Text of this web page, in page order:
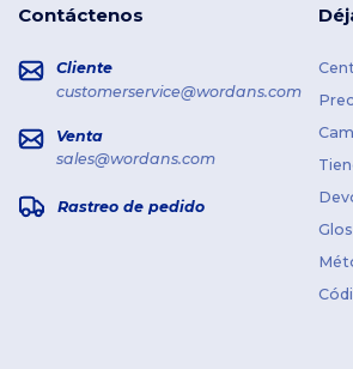
Contáctenos
Cliente
customerservice@wordans.com
Venta
sales@wordans.com
Rastreo de pedido